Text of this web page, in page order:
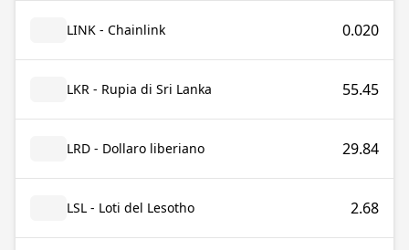
LINK - Chainlink 0.020
LKR - Rupia di Sri Lanka 55.45
LRD - Dollaro liberiano 29.84
LSL - Loti del Lesotho 2.68